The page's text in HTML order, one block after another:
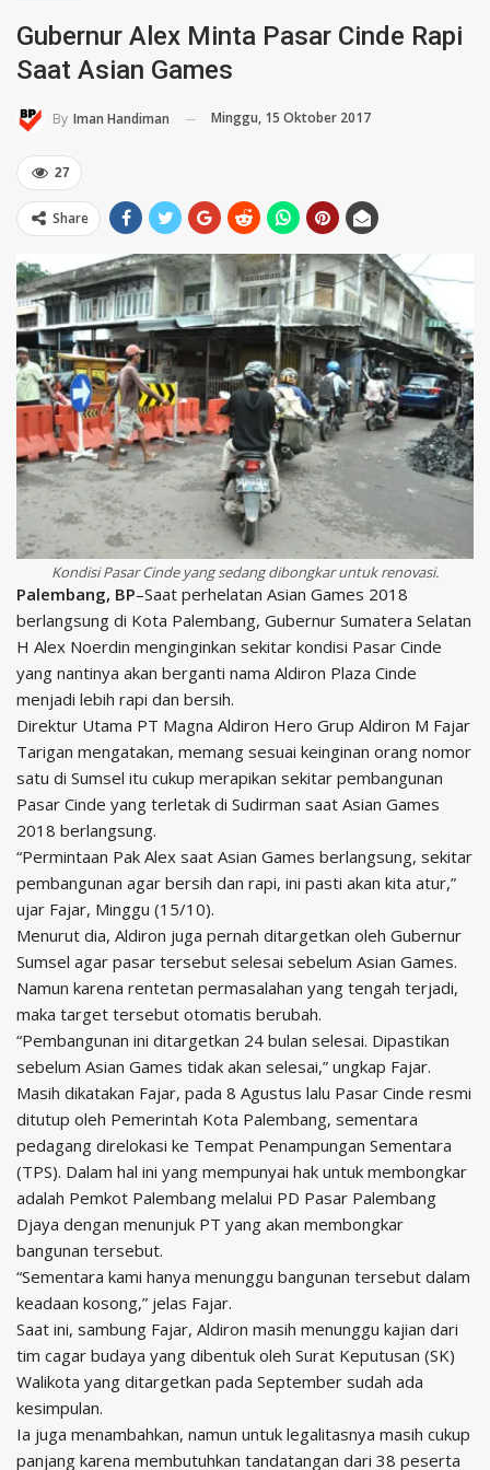
Gubernur Alex Minta Pasar Cinde Rapi
Saat Asian Games
By Iman Handiman Minggu, 15 Oktober 2017
27
Share
Kondisi Pasar Cinde yang sedang dibongkar untuk renovasi.
Palembang, BP–Saat perhelatan Asian Games 2018
berlangsung di Kota Palembang, Gubernur Sumatera Selatan
H Alex Noerdin menginginkan sekitar kondisi Pasar Cinde
yang nantinya akan berganti nama Aldiron Plaza Cinde
menjadi lebih rapi dan bersih.
Direktur Utama PT Magna Aldiron Hero Grup Aldiron M Fajar
Tarigan mengatakan, memang sesuai keinginan orang nomor
satu di Sumsel itu cukup merapikan sekitar pembangunan
Pasar Cinde yang terletak di Sudirman saat Asian Games
2018 berlangsung.
“Permintaan Pak Alex saat Asian Games berlangsung, sekitar
pembangunan agar bersih dan rapi, ini pasti akan kita atur,”
ujar Fajar, Minggu (15/10).
Menurut dia, Aldiron juga pernah ditargetkan oleh Gubernur
Sumsel agar pasar tersebut selesai sebelum Asian Games.
Namun karena rentetan permasalahan yang tengah terjadi,
maka target tersebut otomatis berubah.
“Pembangunan ini ditargetkan 24 bulan selesai. Dipastikan
sebelum Asian Games tidak akan selesai,” ungkap Fajar.
Masih dikatakan Fajar, pada 8 Agustus lalu Pasar Cinde resmi
ditutup oleh Pemerintah Kota Palembang, sementara
pedagang direlokasi ke Tempat Penampungan Sementara
(TPS). Dalam hal ini yang mempunyai hak untuk membongkar
adalah Pemkot Palembang melalui PD Pasar Palembang
Djaya dengan menunjuk PT yang akan membongkar
bangunan tersebut.
“Sementara kami hanya menunggu bangunan tersebut dalam
keadaan kosong,” jelas Fajar.
Saat ini, sambung Fajar, Aldiron masih menunggu kajian dari
tim cagar budaya yang dibentuk oleh Surat Keputusan (SK)
Walikota yang ditargetkan pada September sudah ada
kesimpulan.
Ia juga menambahkan, namun untuk legalitasnya masih cukup
panjang karena membutuhkan tandatangan dari 38 peserta